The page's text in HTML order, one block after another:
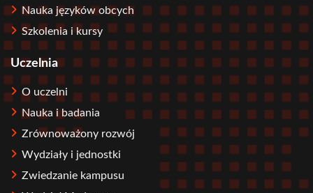
Nauka języków obcych
Szkolenia i kursy
Uczelnia
O uczelni
Nauka i badania
Zrównoważony rozwój
Wydziały i jednostki
Zwiedzanie kampusu